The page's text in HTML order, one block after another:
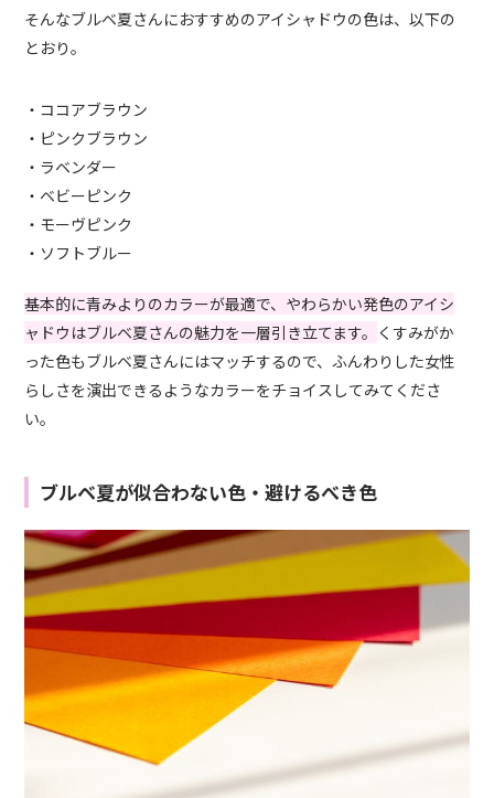
そんなブルベ夏さんにおすすめのアイシャドウの色は、以下の
とおり。
・ココアブラウン
・ピンクブラウン
・ラベンダー
・ベビーピンク
・モーヴピンク
・ソフトブルー
基本的に青みよりのカラーが最適で、やわらかい発色のアイシ
ャドウはブルベ夏さんの魅力を一層引き立てます。 くすみがか
った色もブルベ夏さんにはマッチするので、ふんわりした女性
らしさを演出できるようなカラーをチョイスしてみてくださ
い。
ブルベ夏が似合わない色・避けるべき色